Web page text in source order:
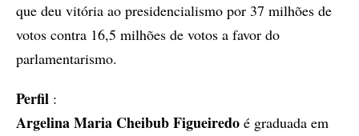
que deu vitória ao presidencialismo por 37 milhões de
votos contra 16,5 milhões de votos a favor do
parlamentarismo.
Perfil :
Argelina Maria Cheibub Figueiredo é graduada em